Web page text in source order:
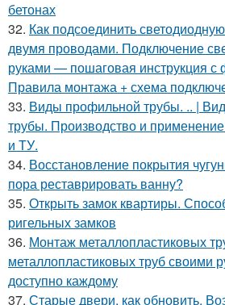
бетонах
32. Как подсоединить
двумя проводами. Подключение
руками — пошаговая инструкция с
Правила монтажа + схема
33. Виды профильной трубы. .. |
трубы. Производство и
и ТУ.
34. Восстановление покрытия
пора реставрировать ванну?
35. Открыть замок квартиры.
ригельных замков
36. Монтаж металлопластиковых
металлопластиковых труб своими
доступно каждому
37. Старые двери, как обновить.